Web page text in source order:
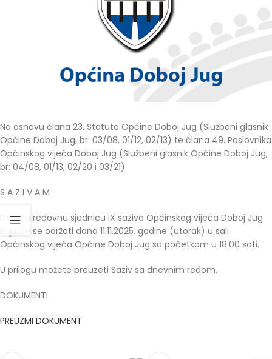
Na osnovu člana 23. Statuta Općine Doboj Jug (Službeni glasnik
Općine Doboj Jug, br: 03/08, 01/12, 02/13) te člana 49. Poslovnika
Općinskog vijeća Doboj Jug (Službeni glasnik Općine Doboj Jug,
br: 04/08, 01/13, 02/20 i 03/21)
S A Z I V A M
Desetu redovnu sjednicu IX saziva Općinskog vijeća Doboj Jug
koja će se održati dana 11.11.2025. godine (utorak) u sali
Općinskog vijeća Općine Doboj Jug sa početkom u 18:00 sati.
U prilogu možete preuzeti Saziv sa dnevnim redom.
DOKUMENTI
PREUZMI DOKUMENT